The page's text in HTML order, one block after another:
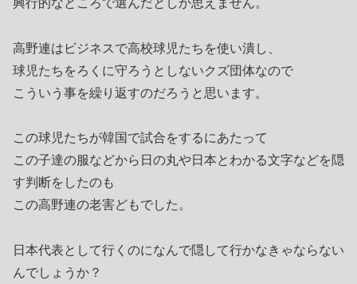
高野連はビジネスで高校球児たちを使い潰し、
球児たちをろくに守ろうとしないクズ団体なので
こういう事を繰り返すのだろうと思います。
この球児たちが韓国で試合をするにあたって
この子達の服などから日の丸や日本とわかる文字などを隠
す判断をしたのも
この高野連の老害どもでした。
日本代表として行くのになんで隠して行かなきゃならない
んでしょうか？